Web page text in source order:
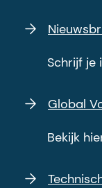
Schrijf je
Global
Bekijk